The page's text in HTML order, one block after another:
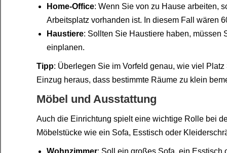
Home-Office: Wenn Sie von zu Hause arbeiten,
Arbeitsplatz vorhanden ist. In diesem Fall wären
Haustiere: Sollten Sie Haustiere haben, müssen
einplanen.
Tipp: Überlegen Sie im Vorfeld genau, wie viel
Einzug heraus, dass bestimmte Räume zu klein
Möbel und Ausstattung
Auch die Einrichtung spielt eine wichtige Rolle bei
Möbelstücke wie ein Sofa, Esstisch oder